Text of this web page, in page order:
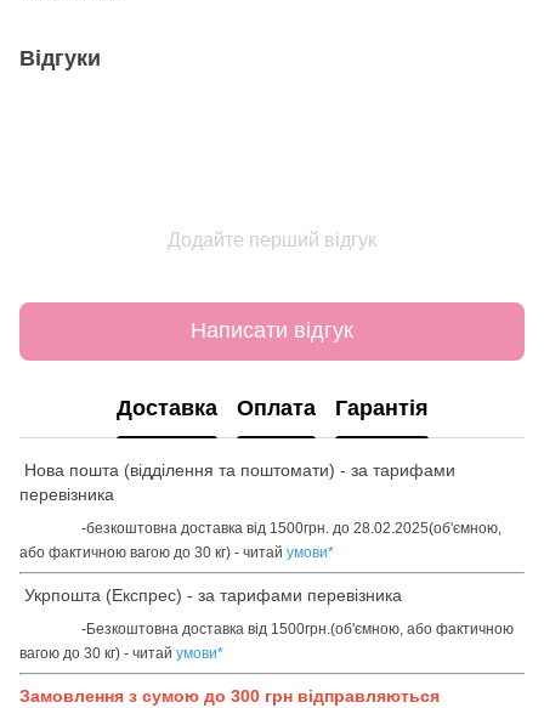
Відгуки
Додайте перший відгук
Написати відгук
Доставка Оплата Гарантія
Нова пошта (відділення та поштомати) - за тарифами
перевізника
-безкоштовна доставка від 1500грн. до 28.02.2025(об'ємною,
або фактичною вагою до 30 кг) - читай умови*
Укрпошта (Експрес) - за тарифами перевізника
-Безкоштовна доставка від 1500грн.(об'ємною, або фактичною
вагою до 30 кг) - читай умови*
Замовлення з сумою до 300 грн відправляються